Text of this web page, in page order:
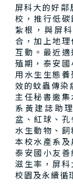
屏科大的好
校，推行低
紮根，與屏
合，加上地
互動。最近
殖期，泰安
用水生生態
效的蚊蟲傳染
主任秘書邀
系黃建誌助
盆、紅球、
水生動物、
本校水產系
泰安國小友
滋生率，屏
校園及永續循